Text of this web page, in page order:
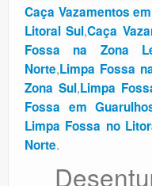
Caça Vazamentos
Litoral Sul,Caça
Fossa na Zona
Norte,Limpa Fossa
Zona Sul,Limpa
Fossa em
Limpa Fossa no
Norte.